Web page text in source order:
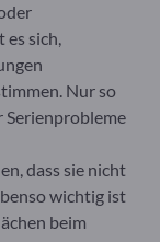
es sich,
Nur so
Serienprobleme
dass sie nicht
wichtig ist
beim